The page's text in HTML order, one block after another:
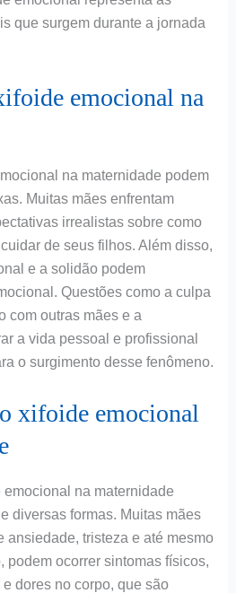
que surgem durante a jornada
emocional na
na maternidade podem
Muitas mães enfrentam
irrealistas sobre como
de seus filhos. Além disso,
e a solidão podem
Questões como a culpa
com outras mães e a
a vida pessoal e profissional
o surgimento desse fenômeno.
xifoide emocional
na maternidade
diversas formas. Muitas mães
ansiedade, tristeza e até mesmo
podem ocorrer sintomas físicos,
dores no corpo, que são